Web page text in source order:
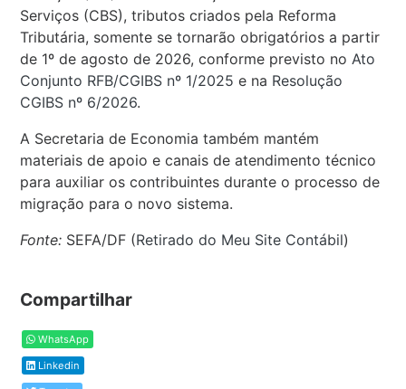
Serviços (CBS), tributos criados pela Reforma
Tributária, somente se tornarão obrigatórios a partir
de 1º de agosto de 2026, conforme previsto no Ato
Conjunto RFB/CGIBS nº 1/2025 e na Resolução
CGIBS nº 6/2026.
A Secretaria de Economia também mantém
materiais de apoio e canais de atendimento técnico
para auxiliar os contribuintes durante o processo de
migração para o novo sistema.
Fonte: SEFA/DF (Retirado do Meu Site Contábil)
Compartilhar
WhatsApp
Linkedin